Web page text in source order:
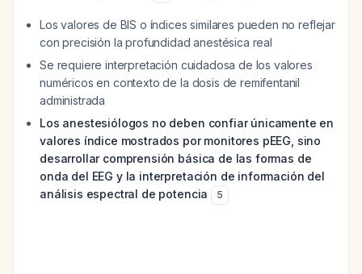
Los valores de BIS o índices similares pueden no reflejar
con precisión la profundidad anestésica real
Se requiere interpretación cuidadosa de los valores
numéricos en contexto de la dosis de remifentanil
administrada
Los anestesiólogos no deben confiar únicamente en
valores índice mostrados por monitores pEEG, sino
desarrollar comprensión básica de las formas de
onda del EEG y la interpretación de información del
análisis espectral de potencia
5